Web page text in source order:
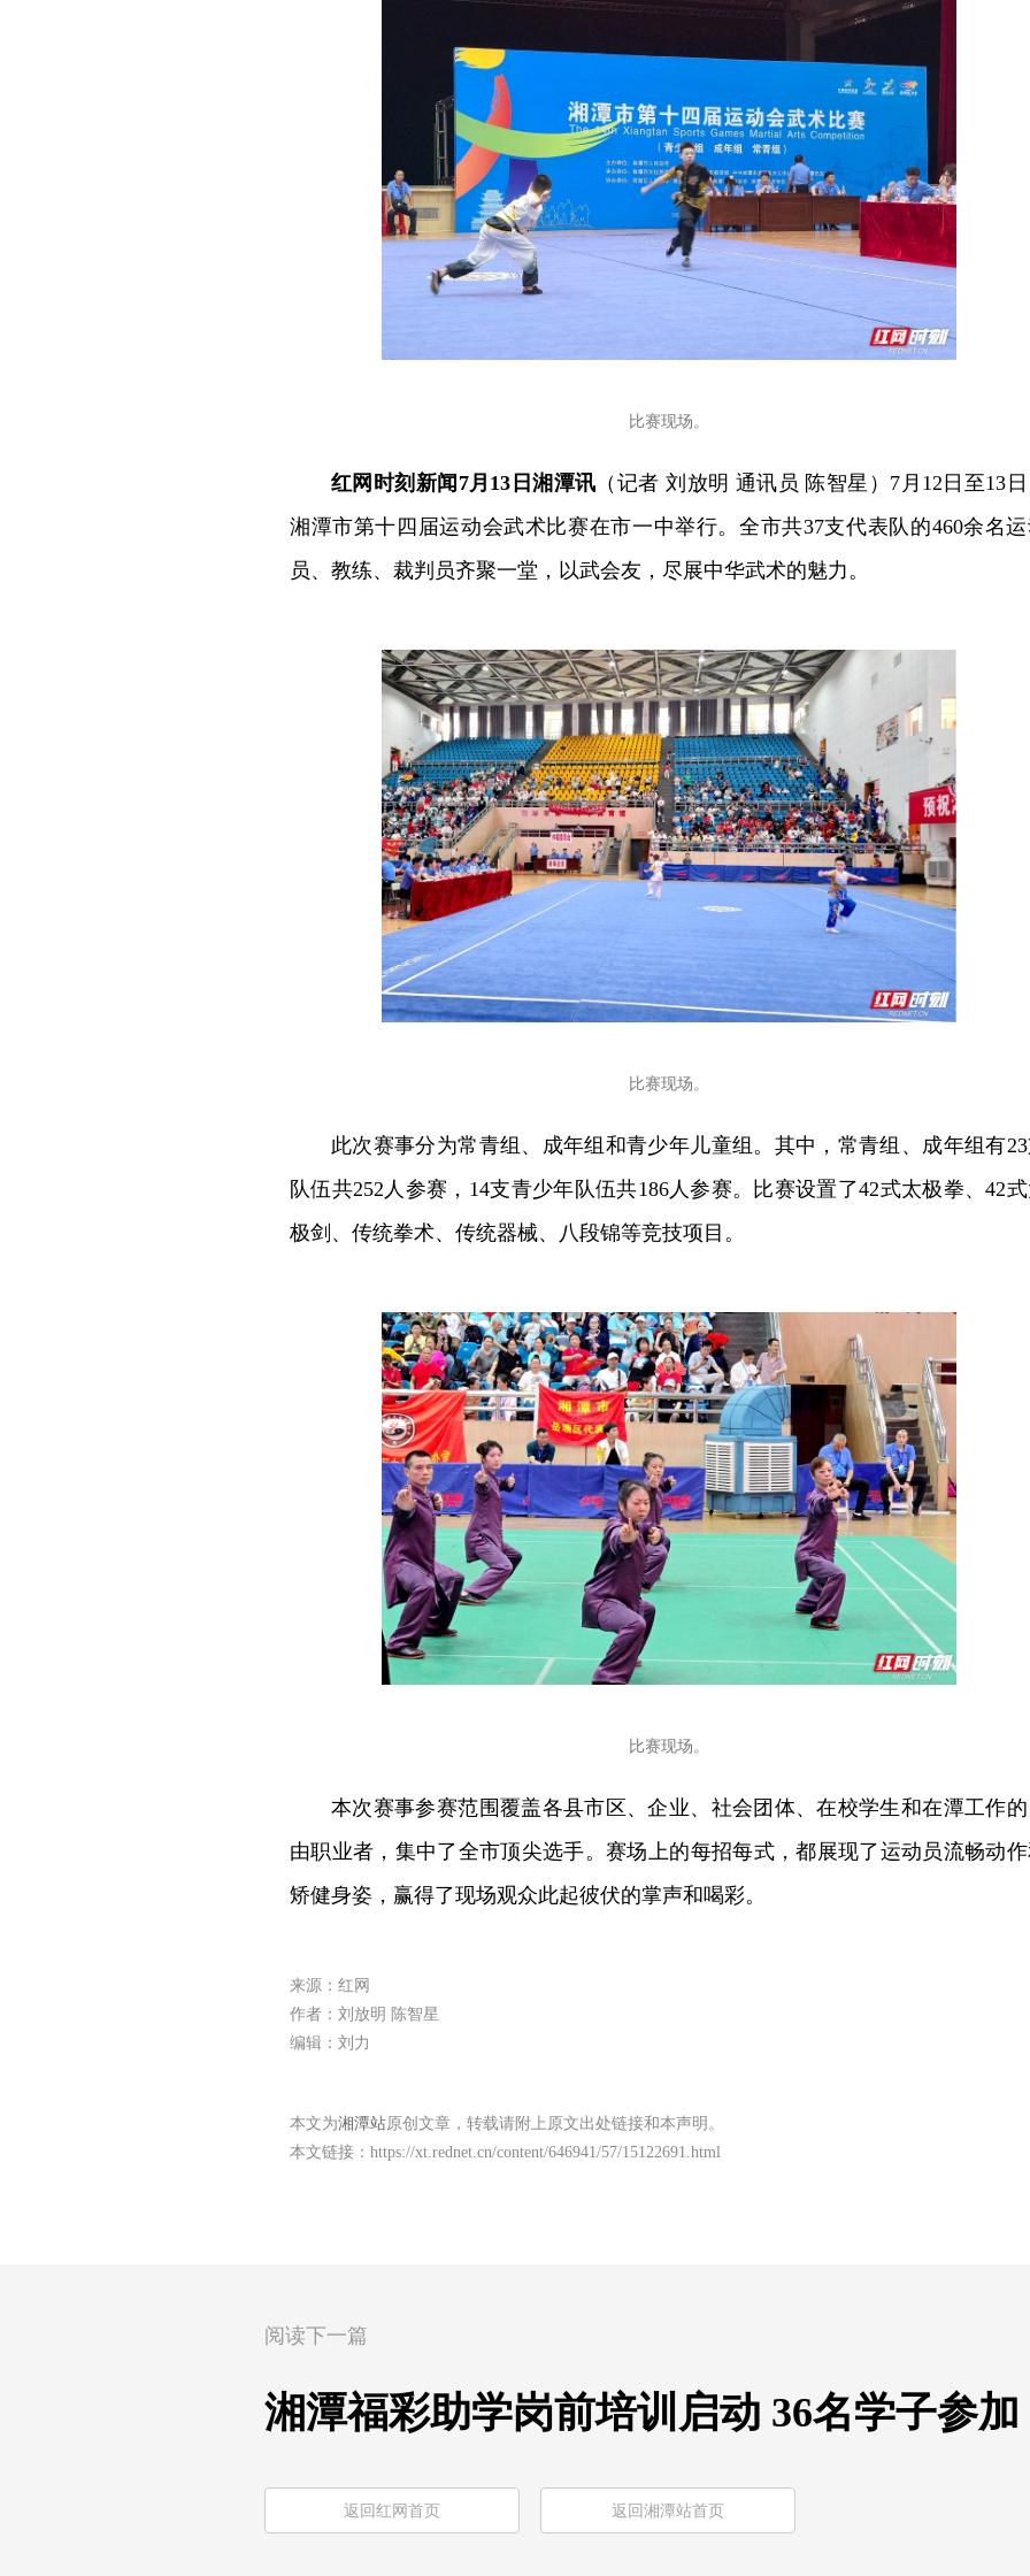
比赛现场。
红网时刻新闻7月13日湘潭讯 （记者 刘放明 通讯员 陈智星）7月12日至13
湘潭市第十四届运动会武术比赛在市一中举行。全市共37支代表队的460余名
员、教练、裁判员齐聚一堂，以武会友，尽展中华武术的魅力。
比赛现场。
此次赛事分为常青组、成年组和青少年儿童组。其中，常青组、成年组有
队伍共252人参赛，14支青少年队伍共186人参赛。比赛设置了42式太极拳、42
极剑、传统拳术、传统器械、八段锦等竞技项目。
比赛现场。
本次赛事参赛范围覆盖各县市区、企业、社会团体、在校学生和在潭工作
由职业者，集中了全市顶尖选手。赛场上的每招每式，都展现了运动员流畅动
矫健身姿，赢得了现场观众此起彼伏的掌声和喝彩。
来源：红网
作者：刘放明 陈智星
编辑：刘力
本文为湘潭站原创文章，转载请附上原文出处链接和本声明。
本文链接： https://xt.rednet.cn/content/646941/57/15122691.html
阅读下一篇
湘潭福彩助学岗前培训启动 36名学子参加
返回红网首页 返回湘潭站首页